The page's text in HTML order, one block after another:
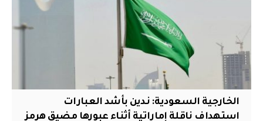
‏الخارجية السعودية: ندين بأشد العبارات
استهداف ناقلة إماراتية أثناء عبورها مضيق هرمز